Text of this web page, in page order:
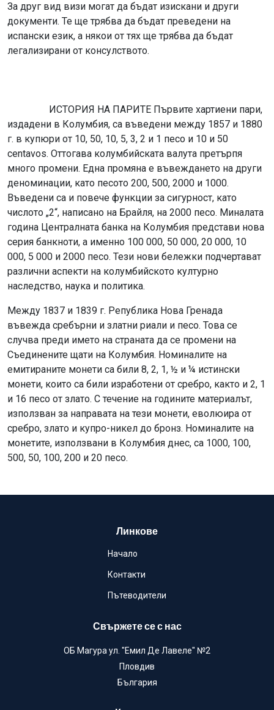
За друг вид визи могат да бъдат изискани и други
документи. Те ще трябва да бъдат преведени на
испански език, а някои от тях ще трябва да бъдат
легализирани от консулството.
ИСТОРИЯ НА ПАРИТЕ Първите хартиени пари,
издадени в Колумбия, са въведени между 1857 и 1880
г. в купюри от 10, 50, 10, 5, 3, 2 и 1 песо и 10 и 50
centavos. Оттогава колумбийската валута претърпя
много промени. Една промяна е въвеждането на други
деноминации, като песото 200, 500, 2000 и 1000.
Въведени са и повече функции за сигурност, като
числото „2“, написано на Брайля, на 2000 песо. Миналата
година Централната банка на Колумбия представи нова
серия банкноти, а именно 100 000, 50 000, 20 000, 10
000, 5 000 и 2000 песо. Тези нови бележки подчертават
различни аспекти на колумбийското културно
наследство, наука и политика.
Между 1837 и 1839 г. Република Нова Гренада
въвежда сребърни и златни риали и песо. Това се
случва преди името на страната да се промени на
Съединените щати на Колумбия. Номиналите на
емитираните монети са били 8, 2, 1, ½ и ¼ истински
монети, които са били изработени от сребро, както и 2, 1
и 16 песо от злато. С течение на годините материалът,
използван за направата на тези монети, еволюира от
сребро, злато и купро-никел до бронз. Номиналите на
монетите, използвани в Колумбия днес, са 1000, 100,
500, 50, 100, 200 и 20 песо.
Линкове
Начало
Контакти
Пътеводители
Свържете се с нас
ОБ Магура ул. "Емил Де Лавеле" №2
Пловдив
България